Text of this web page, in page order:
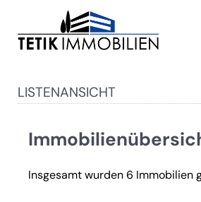
LISTENANSICHT
Insgesamt wurden 6 Immobilien